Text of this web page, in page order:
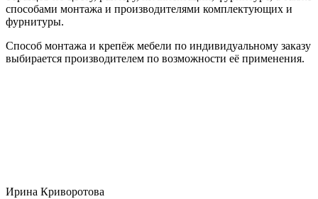
способами монтажа и производителями комплектующих и
фурнитуры.
Способ монтажа и крепёж мебели по индивидуальному заказу
выбирается производителем по возможности её применения.
Ирина Криворотова